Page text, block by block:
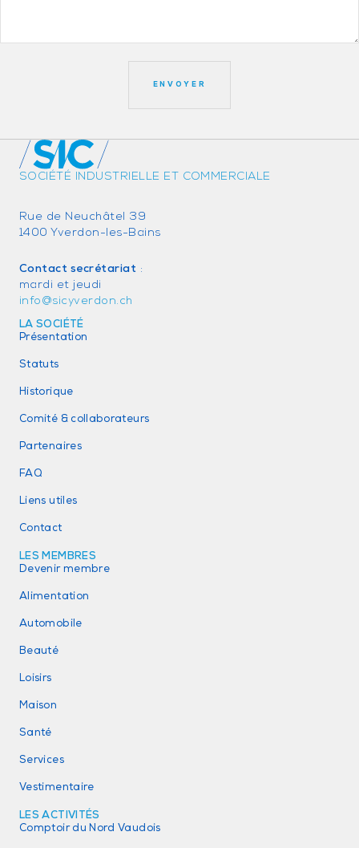
SOCIÉTÉ INDUSTRIELLE ET COMMERCIALE
Rue de Neuchâtel 39
1400 Yverdon-les-Bains
Contact secrétariat :
mardi et jeudi
info@sicyverdon.ch
LA SOCIÉTÉ
Présentation
Statuts
Historique
Comité & collaborateurs
Partenaires
FAQ
Liens utiles
Contact
LES MEMBRES
Devenir membre
Alimentation
Automobile
Beauté
Loisirs
Maison
Santé
Services
Vestimentaire
LES ACTIVITÉS
Comptoir du Nord Vaudois